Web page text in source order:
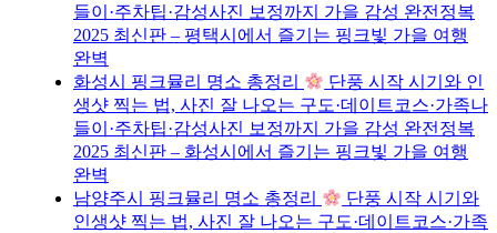
들이·주차팁·감성사진 보정까지 가을 감성 완전정복
2025 최신판 – 평택시에서 즐기는 핑크빛 가을 여행
완벽
화성시 핑크뮬리 명소 총정리
단풍 시작 시기와 인
생샷 찍는 법, 사진 잘 나오는 구도·데이트코스·가족나
들이·주차팁·감성사진 보정까지 가을 감성 완전정복
2025 최신판 – 화성시에서 즐기는 핑크빛 가을 여행
완벽
남양주시 핑크뮬리 명소 총정리
단풍 시작 시기와
인생샷 찍는 법, 사진 잘 나오는 구도·데이트코스·가족